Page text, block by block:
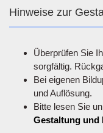
Hinweise zur
Überprüfen Sie
sorgfältig.
Bei eigenen
und Auflösung.
Bitte lesen Sie
Gestaltung und